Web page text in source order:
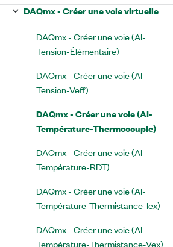
DAQmx - Créer une voie virtuelle
DAQmx - Créer une voie (AI-
Tension-Élémentaire)
DAQmx - Créer une voie (AI-
Tension-Veff)
DAQmx - Créer une voie (AI-
Température-Thermocouple)
DAQmx - Créer une voie (AI-
Température-RDT)
DAQmx - Créer une voie (AI-
Température-Thermistance-Iex)
DAQmx - Créer une voie (AI-
Température-Thermistance-Vex)